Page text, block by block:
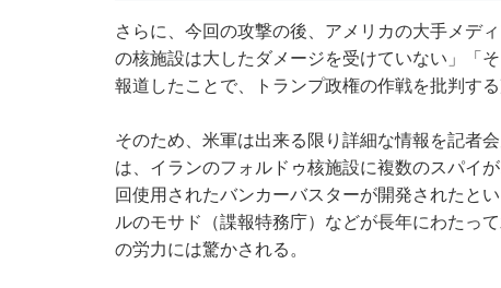
さらに、今回の攻撃の後、アメリカの大手メデ
の核施設は大したダメージを受けていない」「
報道したことで、トランプ政権の作戦を批判する
そのため、米軍は出来る限り詳細な情報を記者
は、イランのフォルドゥ核施設に複数のスパイ
回使用されたバンカーバスターが開発されたと
ルのモサド（諜報特務庁）などが長年にわたっ
の労力には驚かされる。